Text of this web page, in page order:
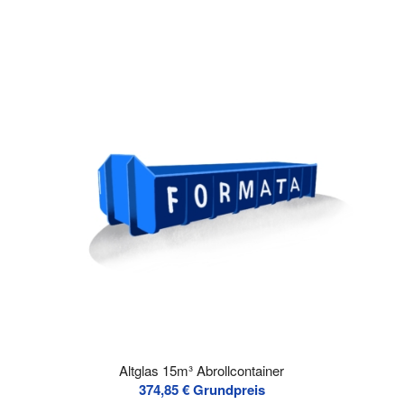
Altglas 15m³ Abrollcontainer
374,85€Grundpreis